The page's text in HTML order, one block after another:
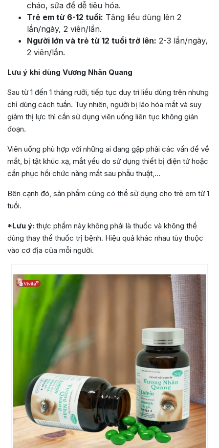
cháo, sữa để dễ tiêu hóa.
Trẻ em từ 6-12 tuổi: Tăng liều dùng lên 2
lần/ngày, 2 viên/lần.
Người lớn và trẻ từ 12 tuổi trở lên: 2-3 lần/ngày,
2 viên/lần.
Lưu ý khi dùng Vương Nhãn Quang
Sau từ 1 đến 1 tháng rưỡi, tiếp tục duy trì liều dùng trên nhưng
chỉ dùng cách tuần. Tuy nhiên, người bị lão hóa mắt và suy
giảm thị lực thì cần sử dụng viên uống liên tục không gián
đoạn.
Viên uống phù hợp với những ai đang gặp phải các vấn đề về
mắt, bị tật khúc xạ, mắt yếu do sử dụng thiết bị điện tử hoặc
cần phục hồi chức năng mắt sau phẫu thuật,…
Bên cạnh đó, sản phẩm cũng có thể sử dụng cho trẻ em từ 1
tuổi.
*Lưu ý: thực phẩm này không phải là thuốc và không thể
dùng thay thế thuốc trị bệnh. Hiệu quả khác nhau tùy thuộc
vào cơ địa của mỗi người.